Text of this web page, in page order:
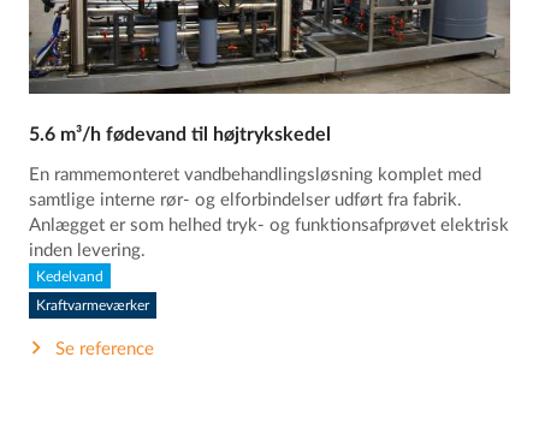
5.6 m³/h fødevand til højtrykskedel
En rammemonteret vandbehandlingsløsning komplet med
samtlige interne rør- og elforbindelser udført fra fabrik.
Anlægget er som helhed tryk- og funktionsafprøvet elektrisk
inden levering.
Kedelvand
Kraftvarmeværker
Se reference